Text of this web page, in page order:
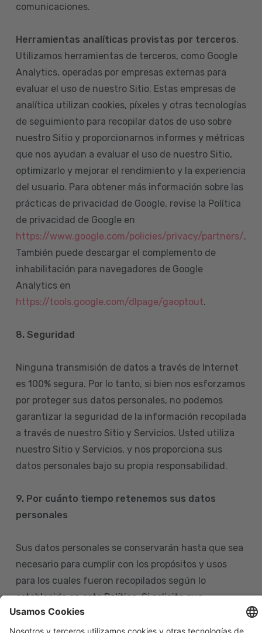
comunicaciones.
Herramientas analíticas provistas por terceros.
Utilizamos herramientas de terceros, como Google
Analytics, operadas por empresas externas para
evaluar el uso de nuestro Sitio. Estas empresas de
analítica utilizan cookies, píxeles y otras tecnologías
de seguimiento para recopilar datos de uso sobre
nuestro Sitio y proporcionarnos informes y métricas
que nos ayudan a evaluar el uso de nuestro Sitio,
optimizarlo y mejorar el rendimiento y la experiencia
del usuario. Para obtener más información sobre las
prácticas de privacidad de Google, revise la Política
de privacidad de Google en
https://www.google.com/policies/privacy/partners/.
También puede descargar el complemento de
inhabilitación para navegadores de Google
Analytics en
https://tools.google.com/dlpage/gaoptout.
8. Seguridad
Ninguna transmisión de datos a través de Internet
es 100% segura. Por lo tanto, si bien nos esforzamos
por proteger sus datos personales, no podemos
garantizar la seguridad de la información recopilada
a través de nuestro Sitio y Servicios. Usted utiliza
nuestro Sitio y Servicios, y nos proporciona sus
datos personales bajo su propia responsabilidad.
9. Por cuánto tiempo retenemos sus datos
personales
Sus datos personales se conservarán hasta que sea
necesario para cumplir con los propósitos y usos
para los cuales fueron recopilados según lo
establecido en esta Política. Si solicita que
eliminemos sus datos personales de nuestras bases
de datos, tenga en cuenta que igualmente